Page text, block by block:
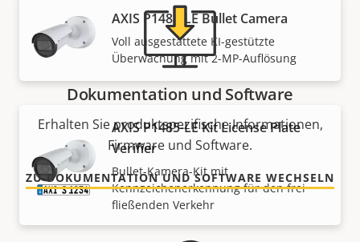
AXIS P1485-LE Bullet Camera
Voll ausgestattete KI-gestützte
Überwachung mit 2-MP-Auflösung
AXIS P1485-LE Kit License Plate
Verifier
Bullet-Kamera-Kit mit
Kennzeichenerkennung für den frei
fließenden Verkehr
Dokumentation und Software
Erhalten Sie produktspezifische Informationen,
Firmware und Software.
ZU DOKUMENTATION UND SOFTWARE WECHSELN